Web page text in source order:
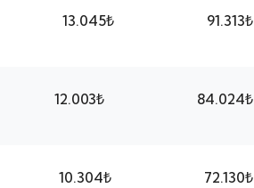
13.045₺ 91.313₺
12.003₺ 84.024₺
10.304₺ 72.130₺